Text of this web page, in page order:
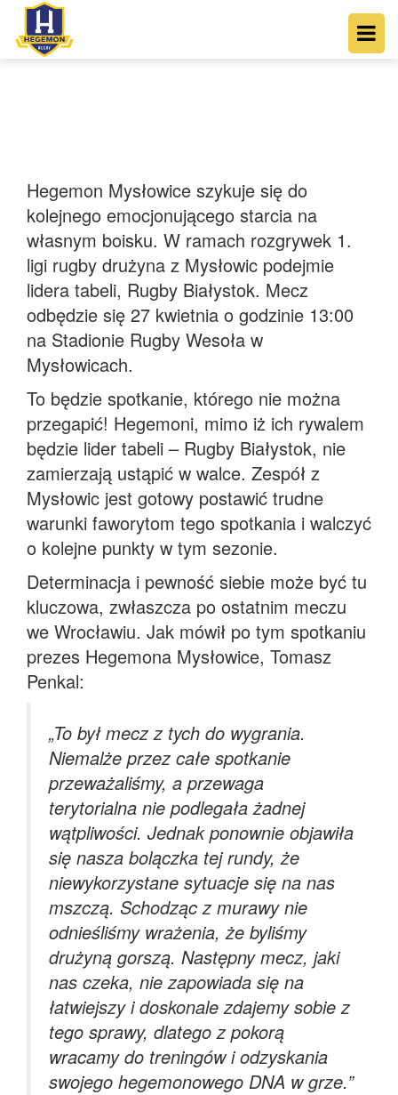
Hegemon Mysłowice szykuje się do
kolejnego emocjonującego starcia na
własnym boisku. W ramach rozgrywek 1.
ligi rugby drużyna z Mysłowic podejmie
lidera tabeli, Rugby Białystok. Mecz
odbędzie się 27 kwietnia o godzinie 13:00
na Stadionie Rugby Wesoła w
Mysłowicach.
To będzie spotkanie, którego nie można
przegapić! Hegemoni, mimo iż ich rywalem
będzie lider tabeli – Rugby Białystok, nie
zamierzają ustąpić w walce. Zespół z
Mysłowic jest gotowy postawić trudne
warunki faworytom tego spotkania i walczyć
o kolejne punkty w tym sezonie.
Determinacja i pewność siebie może być tu
kluczowa, zwłaszcza po ostatnim meczu
we Wrocławiu. Jak mówił po tym spotkaniu
prezes Hegemona Mysłowice, Tomasz
Penkal:
„To był mecz z tych do wygrania.
Niemalże przez całe spotkanie
przeważaliśmy, a przewaga
terytorialna nie podlegała żadnej
wątpliwości. Jednak ponownie objawiła
się nasza bolączka tej rundy, że
niewykorzystane sytuacje się na nas
mszczą. Schodząc z murawy nie
odnieśliśmy wrażenia, że byliśmy
drużyną gorszą. Następny mecz, jaki
nas czeka, nie zapowiada się na
łatwiejszy i doskonale zdajemy sobie z
tego sprawy, dlatego z pokorą
wracamy do treningów i odzyskania
swojego hegemonowego DNA w grze.”